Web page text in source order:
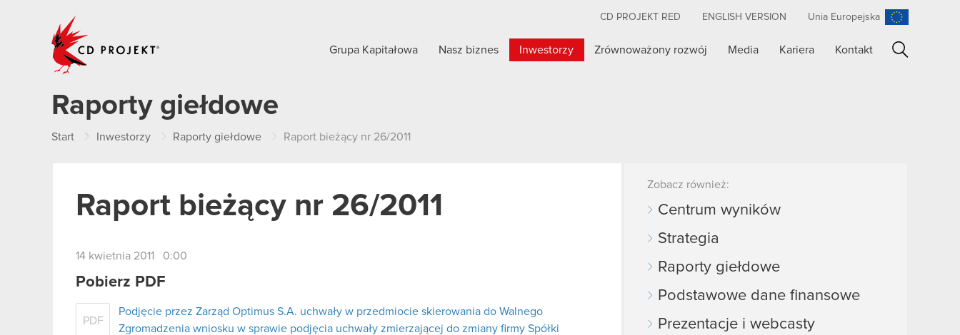
CD PROJEKT RED ENGLISH VERSION Unia Europejska
Grupa Kapitałowa Nasz biznes Inwestorzy Zrównoważony rozwój Media Kariera Kontakt
Raporty giełdowe
Start Inwestorzy Raporty giełdowe Raport bieżący nr 26/2011
Raport bieżący nr 26/2011
14 kwietnia 2011 0:00
Pobierz PDF
PDF
Podjęcie przez Zarząd Optimus S.A. uchwały w przedmiocie skierowania do Walnego
Zgromadzenia wniosku w sprawie podjęcia uchwały zmierzającej do zmiany firmy Spółki
Zobacz również:
Centrum wyników
Strategia
Raporty giełdowe
Podstawowe dane finansowe
Prezentacje i webcasty